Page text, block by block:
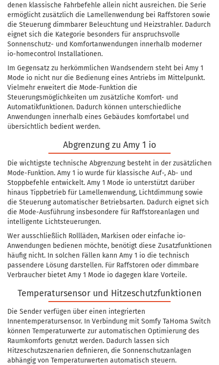
denen klassische Fahrbefehle allein nicht ausreichen. Die Serie
ermöglicht zusätzlich die Lamellenwendung bei Raffstoren sowie
die Steuerung dimmbarer Beleuchtung und Heizstrahler. Dadurch
eignet sich die Kategorie besonders für anspruchsvolle
Sonnenschutz- und Komfortanwendungen innerhalb moderner
io-homecontrol Installationen.
Im Gegensatz zu herkömmlichen Wandsendern steht bei Amy 1
Mode io nicht nur die Bedienung eines Antriebs im Mittelpunkt.
Vielmehr erweitert die Mode-Funktion die
Steuerungsmöglichkeiten um zusätzliche Komfort- und
Automatikfunktionen. Dadurch können unterschiedliche
Anwendungen innerhalb eines Gebäudes komfortabel und
übersichtlich bedient werden.
Abgrenzung zu Amy 1 io
Die wichtigste technische Abgrenzung besteht in der zusätzlichen
Mode-Funktion. Amy 1 io wurde für klassische Auf-, Ab- und
Stoppbefehle entwickelt. Amy 1 Mode io unterstützt darüber
hinaus Tippbetrieb für Lamellenwendung, Lichtdimmung sowie
die Steuerung automatischer Betriebsarten. Dadurch eignet sich
die Mode-Ausführung insbesondere für Raffstoreanlagen und
intelligente Lichtsteuerungen.
Wer ausschließlich Rollläden, Markisen oder einfache io-
Anwendungen bedienen möchte, benötigt diese Zusatzfunktionen
häufig nicht. In solchen Fällen kann Amy 1 io die technisch
passendere Lösung darstellen. Für Raffstoren oder dimmbare
Verbraucher bietet Amy 1 Mode io dagegen klare Vorteile.
Temperatursensor und Hitzeschutzfunktionen
Die Sender verfügen über einen integrierten
Innentemperatursensor. In Verbindung mit Somfy TaHoma Switch
können Temperaturwerte zur automatischen Optimierung des
Raumkomforts genutzt werden. Dadurch lassen sich
Hitzeschutzszenarien definieren, die Sonnenschutzanlagen
abhängig von Temperaturwerten automatisch steuern.